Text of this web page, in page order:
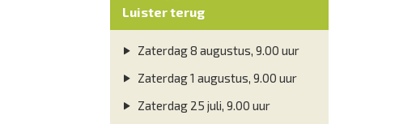
Luister terug
Zaterdag 8 augustus, 9.00 uur
Zaterdag 1 augustus, 9.00 uur
Zaterdag 25 juli, 9.00 uur